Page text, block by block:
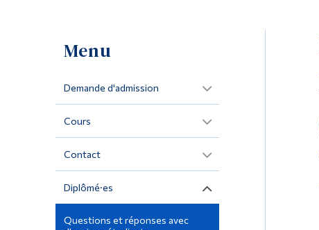
Menu
Demande d'admission
Cours
Contact
Diplômé·es
Questions et réponses avec